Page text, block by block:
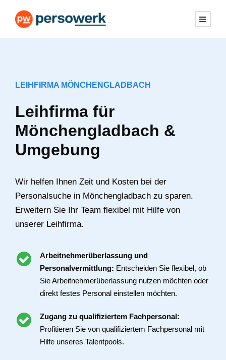
LEIHFIRMA MÖNCHENGLADBACH
Leihfirma für
Mönchengladbach &
Umgebung
Wir helfen Ihnen Zeit und Kosten bei der
Personalsuche in Mönchengladbach zu sparen.
Erweitern Sie Ihr Team flexibel mit Hilfe von
unserer Leihfirma.
Arbeitnehmerüberlassung und
Personalvermittlung: Entscheiden Sie flexibel, ob
Sie Arbeitnehmerüberlassung nutzen möchten oder
direkt festes Personal einstellen möchten.
Zugang zu qualifiziertem Fachpersonal:
Profitieren Sie von qualifiziertem Fachpersonal mit
Hilfe unseres Talentpools.